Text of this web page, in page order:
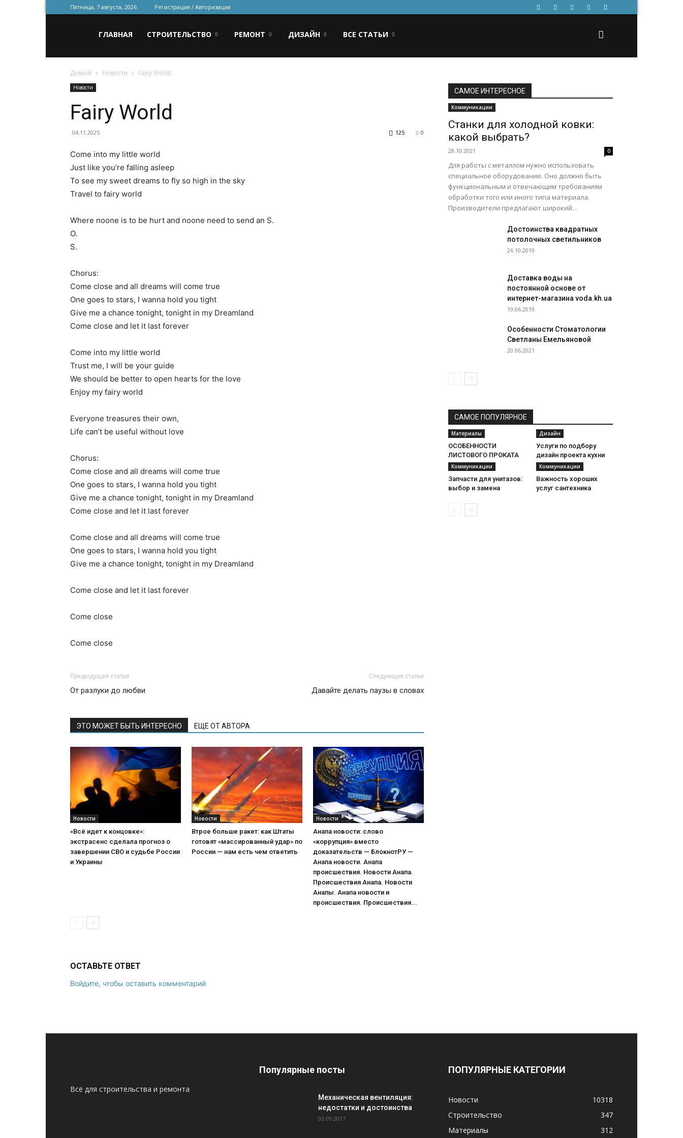
Пятница, 7 августа, 2026 Регистрация / Авторизация
для
строительства
и
ремонта
ГЛАВНАЯ СТРОИТЕЛЬСТВО РЕМОНТ ДИЗАЙН ВСЕ СТАТЬИ
Домой Новости Fairy World
Новости
Fairy World
04.11.2025 0
125
Come into my little world
Just like you’re falling asleep
To see my sweet dreams to fly so high in the sky
Travel to fairy world
Where noone is to be hurt and noone need to send an S.
O.
S.
Chorus:
Come close and all dreams will come true
One goes to stars, I wanna hold you tight
Give me a chance tonight, tonight in my Dreamland
Come close and let it last forever
Come into my little world
Trust me, I will be your guide
We should be better to open hearts for the love
Enjoy my fairy world
Everyone treasures their own,
Life can’t be useful without love
Chorus:
Come close and all dreams will come true
One goes to stars, I wanna hold you tight
Give me a chance tonight, tonight in my Dreamland
Come close and let it last forever
Come close and all dreams will come true
One goes to stars, I wanna hold you tight
Give me a chance tonight, tonight in my Dreamland
Come close and let it last forever
Come close
Come close
Предыдущая статья
От разлуки до любви
Следующая статья
Давайте делать паузы в словах
ЭТО МОЖЕТ БЫТЬ ИНТЕРЕСНО ЕЩЕ ОТ АВТОРА
Новости
«Всё идет к концовке»:
экстрасенс сделала прогноз о
завершении СВО и судьбе России
и Украины
Новости
Втрое больше ракет: как Штаты
готовят «массированный удар» по
России — нам есть чем ответить
Новости
Анапа новости: слово
«коррупция» вместо
доказательств — БлокнотРУ —
Анапа новости. Анапа
происшествия. Новости Анапа.
Происшествия Анапа. Новости
Анапы. Анапа новости и
происшествия. Происшествия...
ОСТАВЬТЕ ОТВЕТ
Войдите, чтобы оставить комментарий
САМОЕ ИНТЕРЕСНОЕ
Коммуникации
Станки для холодной ковки:
какой выбрать?
28.10.2021 0
Для работы с металлом нужно использовать
специальное оборудование. Оно должно быть
функциональным и отвечающим требованиям
обработки того или иного типа материала.
Производители предлагают широкий...
Достоинства квадратных
потолочных светильников
26.10.2019
Доставка воды на
постоянной основе от
интернет-магазина voda.kh.ua
19.06.2019
Особенности Стоматологии
Светланы Емельяновой
20.06.2021
САМОЕ ПОПУЛЯРНОЕ
Материалы
ОСОБЕННОСТИ
ЛИСТОВОГО ПРОКАТА
Дизайн
Услуги по подбору
дизайн проекта кухни
Коммуникации
Запчасти для унитазов:
выбор и замена
Коммуникации
Важность хороших
услуг сантехника
Всё для строительства и ремонта
Популярные посты
Механическая вентиляция:
недостатки и достоинства
03.09.2017
ПОПУЛЯРНЫЕ КАТЕГОРИИ
Новости
10318
Строительство
347
Материалы
312